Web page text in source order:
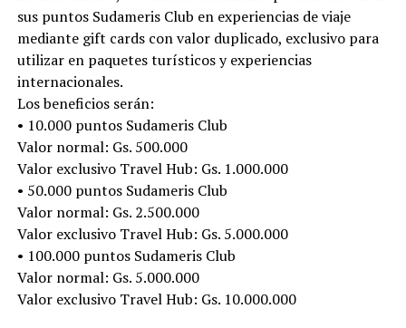
sus puntos Sudameris Club en experiencias de viaje
mediante gift cards con valor duplicado, exclusivo para
utilizar en paquetes turísticos y experiencias
internacionales.
Los beneficios serán:
• 10.000 puntos Sudameris Club
Valor normal: Gs. 500.000
Valor exclusivo Travel Hub: Gs. 1.000.000
• 50.000 puntos Sudameris Club
Valor normal: Gs. 2.500.000
Valor exclusivo Travel Hub: Gs. 5.000.000
• 100.000 puntos Sudameris Club
Valor normal: Gs. 5.000.000
Valor exclusivo Travel Hub: Gs. 10.000.000